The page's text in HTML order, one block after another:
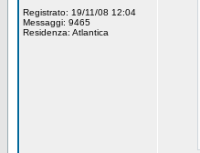
Registrato: 19/11/08 12:04
Messaggi: 9465
Residenza: Atlantica